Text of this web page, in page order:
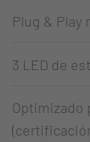
Plug & Play
3 LED de
Optimizado